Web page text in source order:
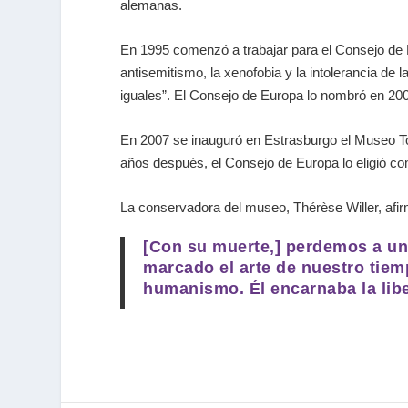
alemanas.
En 1995 comenzó a trabajar para el Consejo
antisemitismo, la xenofobia y la intolerancia de
iguales”. El Consejo de Europa lo nombró en
En 2007 se inauguró en Estrasburgo el Museo
años después, el Consejo de Europa lo eligió
La conservadora del museo, Thérèse Willer,
[Con su muerte,] perdemos a
marcado el arte de nuestro
humanismo. Él encarnaba la